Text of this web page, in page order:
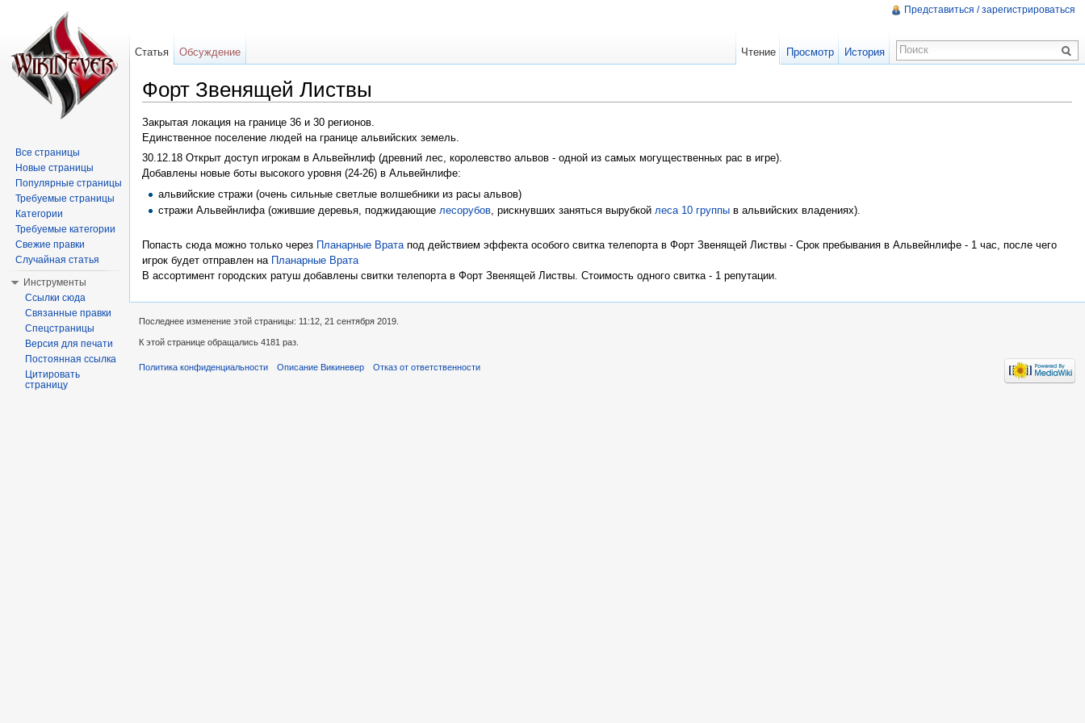
Форт Звенящей Листвы
Закрытая локация на границе 36 и 30 регионов.
Единственное поселение людей на границе альвийских земель.
30.12.18 Открыт доступ игрокам в Альвейнлиф (древний лес, королевство альвов - одной из самых могущественных рас в игре).
Добавлены новые боты высокого уровня (24-26) в Альвейнлифе:
альвийские стражи (очень сильные светлые волшебники из расы альвов)
стражи Альвейнлифа (ожившие деревья, поджидающиелесорубов, рискнувших заняться вырубкойлеса 10 группы в альвийских владениях).
Попасть сюда можно только через Планарные Вратапод действием эффекта особого свитка телепорта в Форт Звенящей Листвы - Срок пребывания в Альвейнлифе - 1 час, после чего
игрок будет отправлен на Планарные Врата
В ассортимент городских ратуш добавлены свитки телепорта в Форт Звенящей Листвы. Стоимость одного свитка - 1 репутации.
Представиться / зарегистрироваться
Статья Обсуждение Чтение Просмотр История
Все страницы
Новые страницы
Популярные страницы
Требуемые страницы
Категории
Требуемые категории
Свежие правки
Случайная статья
Инструменты
Ссылки сюда
Связанные правки
Спецстраницы
Версия для печати
Постоянная ссылка
Цитировать
страницу
Последнее изменение этой страницы: 11:12, 21 сентября 2019.
К этой странице обращались 4181 раз.
Политика конфиденциальности Описание Викиневер Отказ от ответственности